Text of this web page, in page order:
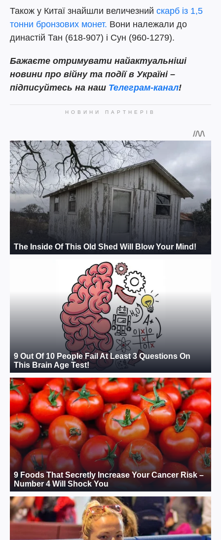
Також у Китаї знайшли величезний скарб із 1,5
тонни бронзових монет. Вони належали до
династій Тан (618-907) і Сун (960-1279).
Бажаєте отримувати найактуальніші
новини про війну та події в Україні –
підписуйтесь на наш Телеграм-канал!